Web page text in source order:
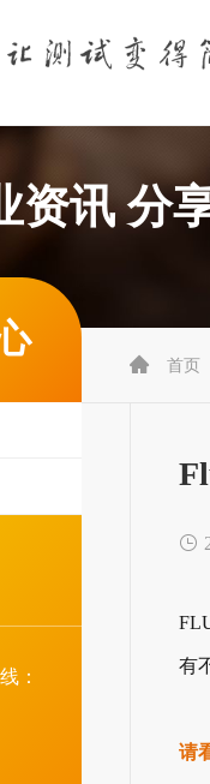
资讯 分
 首页
：

有
请